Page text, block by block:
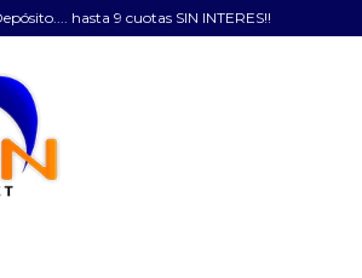
hasta 9 cuotas SIN INTERES!!